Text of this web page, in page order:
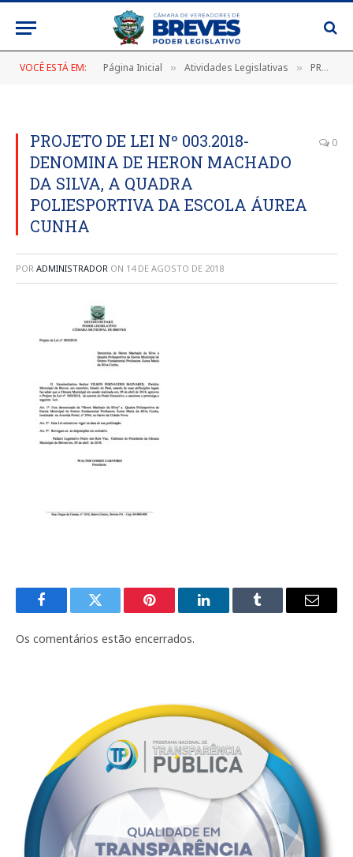
VOCÊ ESTÁ EM: Página Inicial » Atividades Legislativas » PROJETO DE LEI N° 003/2018
PROJETO DE LEI Nº 003.2018-
DENOMINA DE HERON MACHADO
DA SILVA, A QUADRA
POLIESPORTIVA DA ESCOLA ÁUREA
CUNHA
0
POR ADMINISTRADOR ON 14 DE AGOSTO DE 2018
FacebookTwitter Pinterest LinkedInTumblr
E-
Os comentários estão encerrados.